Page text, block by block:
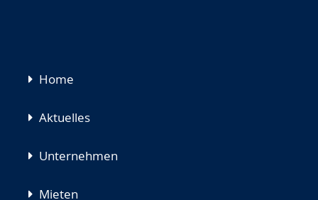
Navigation
Home
Aktuelles
Unternehmen
Mieten